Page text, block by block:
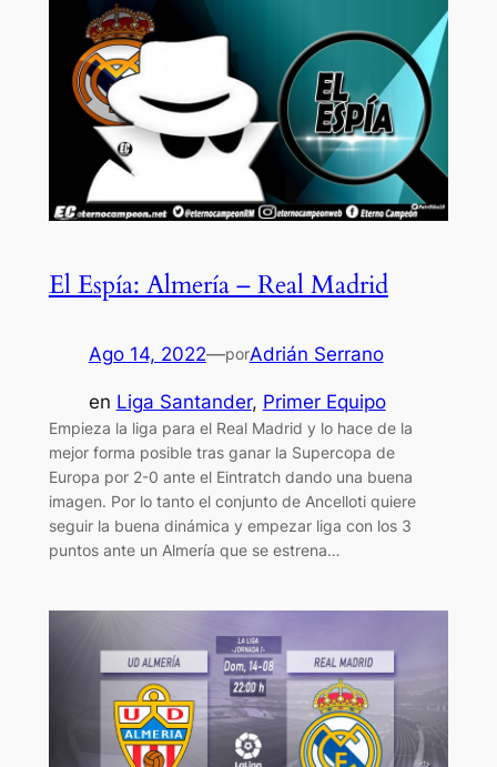
El Espía: Almería – Real Madrid
Ago 14, 2022—porAdrián Serrano
en Liga Santander, Primer Equipo
Empieza la liga para el Real Madrid y lo hace de la
mejor forma posible tras ganar la Supercopa de
Europa por 2-0 ante el Eintratch dando una buena
imagen. Por lo tanto el conjunto de Ancelloti quiere
seguir la buena dinámica y empezar liga con los 3
puntos ante un Almería que se estrena…